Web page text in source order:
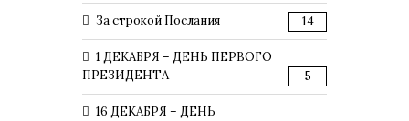
За строкой Послания 14
1 ДЕКАБРЯ – ДЕНЬ ПЕРВОГО
ПРЕЗИДЕНТА
5
16 ДЕКАБРЯ – ДЕНЬ